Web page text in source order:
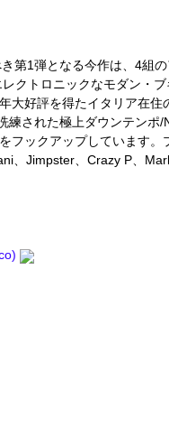
第1弾となる今作は、4組
クトロニックなモダン・
好評を得たイタリア在住
された極上ダウンテンポ
フックアップしています。
、Jimpster、Crazy P、